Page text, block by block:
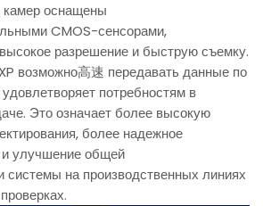
оснащены
CMOS-сенсорами,
разрешение и быструю съемку.
возможно高速 передавать данные по
потребностям в
Это означает более высокую
более надежное
улучшение общей
системы на производственных линиях